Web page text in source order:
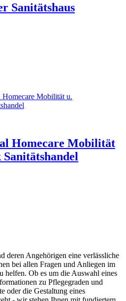
Sanitätshaus
Homecare Mobilität
deren Angehörigen eine verlässliche
bei allen Fragen und Anliegen im
helfen. Ob es um die Auswahl eines
zu Pflegegraden und
oder die Gestaltung eines